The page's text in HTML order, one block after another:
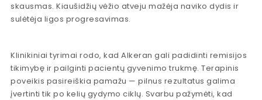
skausmas. Kiaušidžių vėžio atveju mažėja naviko dydis ir
sulėtėja ligos progresavimas.
Klinikiniai tyrimai rodo, kad Alkeran gali padidinti remisijos
tikimybę ir pailginti pacientų gyvenimo trukmę. Terapinis
poveikis pasireiškia pamažu — pilnus rezultatus galima
įvertinti tik po kelių gydymo ciklų. Svarbu pažymėti, kad